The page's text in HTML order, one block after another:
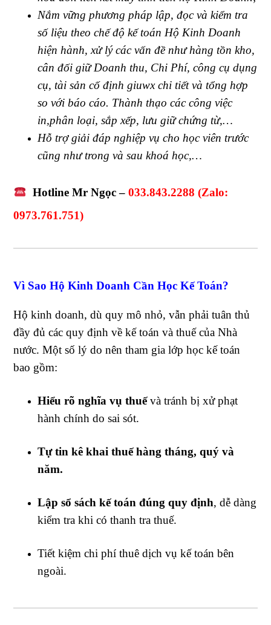
Nắm vững phương pháp lập, đọc và kiểm tra
số liệu theo chế độ kế toán Hộ Kinh Doanh
hiện hành, xử lý các vấn đề như hàng tồn kho,
cân đối giữ Doanh thu, Chi Phí, công cụ dụng
cụ, tài sản cố định giuwx chi tiết và tổng hợp
so với báo cáo. Thành thạo các công việc
in,phân loại, sắp xếp, lưu giữ chứng từ,…
Hỗ trợ giải đáp nghiệp vụ cho học viên trước
cũng như trong và sau khoá học,…
Hotline Mr Ngọc – 033.843.2288 (Zalo:
0973.761.751)
Vì Sao Hộ Kinh Doanh Cần Học Kế Toán?
Hộ kinh doanh, dù quy mô nhỏ, vẫn phải tuân thủ
đầy đủ các quy định về kế toán và thuế của Nhà
nước. Một số lý do nên tham gia lớp học kế toán
bao gồm:
Hiểu rõ nghĩa vụ thuếvà tránh bị xử phạt
hành chính do sai sót.
Tự tin kê khai thuế hàng tháng, quý và
năm.
Lập sổ sách kế toán đúng quy định, dễ dàng
kiểm tra khi có thanh tra thuế.
Tiết kiệm chi phí thuê dịch vụ kế toán bên
ngoài.